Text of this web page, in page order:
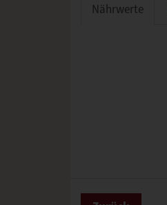
Nährwerte